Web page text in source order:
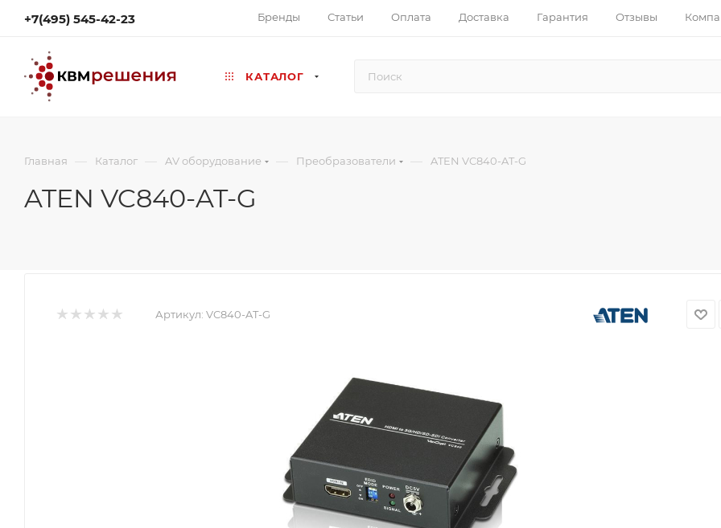
+7(495) 545-42-23 Бренды Статьи Оплата Доставка Гарантия Отзывы
КАТАЛОГ
Главная — Каталог — AV оборудование — Преобразователи — ATEN VC840-AT-G
ATEN VC840-AT-G
Артикул: VC840-AT-G